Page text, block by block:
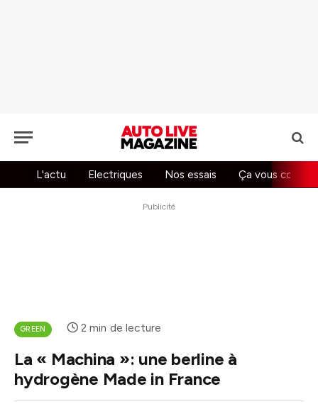
L'actu Electriques Nos essais Ça vous
Publicité
GREEN 2 min de lecture
La « Machina »: une berline à
hydrogène Made in France